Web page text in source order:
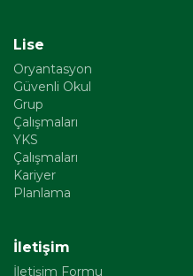
Lise
Oryantasyon
Güvenli Okul
Grup
Çalışmaları
YKS
Çalışmaları
Kariyer
Planlama
İletişim
İletişim Formu